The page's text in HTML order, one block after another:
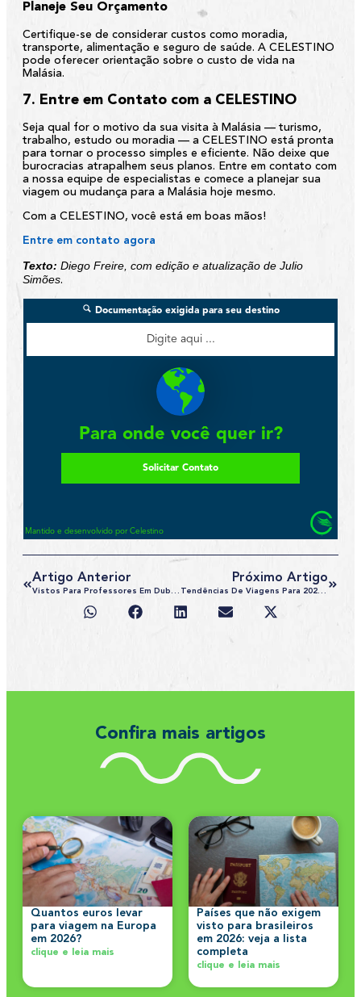
Planeje Seu Orçamento
Certifique-se de considerar custos como moradia,
transporte, alimentação e seguro de saúde. A CELESTINO
pode oferecer orientação sobre o custo de vida na
Malásia.
7. Entre em Contato com a CELESTINO
Seja qual for o motivo da sua visita à Malásia — turismo,
trabalho, estudo ou moradia — a CELESTINO está pronta
para tornar o processo simples e eficiente. Não deixe que
burocracias atrapalhem seus planos. Entre em contato com
a nossa equipe de especialistas e comece a planejar sua
viagem ou mudança para a Malásia hoje mesmo.
Com a CELESTINO, você está em boas mãos!
Entre em contato agora
Texto: Diego Freire, com edição e atualização de Julio
Simões.
Artigo Anterior Próximo Artigo
Tendências De Viagens Para 2025: O Que Esperar No Futuro Do Turismo
Confira mais artigos
Quantos euros levar
para viagem na Europa
em 2026?
clique e leia mais
Países que não exigem
visto para brasileiros
em 2026: veja a lista
completa
clique e leia mais